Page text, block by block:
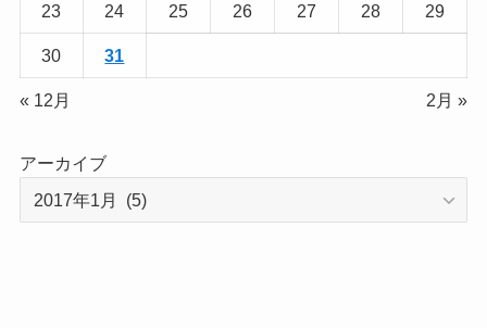
23 24 25 26 27 28 29
30 31
« 12月 2月 »
アーカイブ